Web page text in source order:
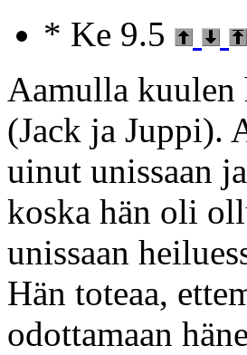
* Ke 9.5
Aamulla kuulen
(Jack ja Juppi).
uinut unissaan
koska hän oli
unissaan
Hän toteaa,
odottamaan